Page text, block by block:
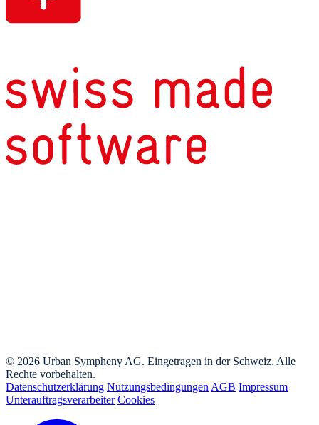
© 2026 Urban Sympheny AG. Eingetragen in der Schweiz. Alle
Rechte vorbehalten.
Datenschutzerklärung Nutzungsbedingungen AGB Impressum
Unterauftragsverarbeiter Cookies